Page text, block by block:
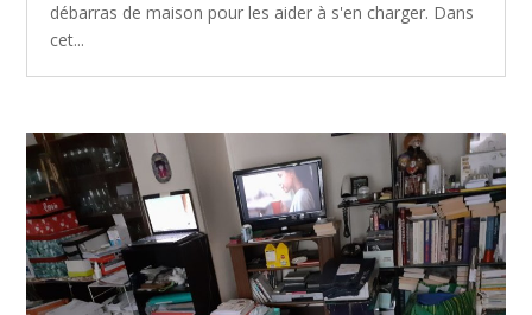
débarras de maison pour les aider à s'en charger. Dans
cet...